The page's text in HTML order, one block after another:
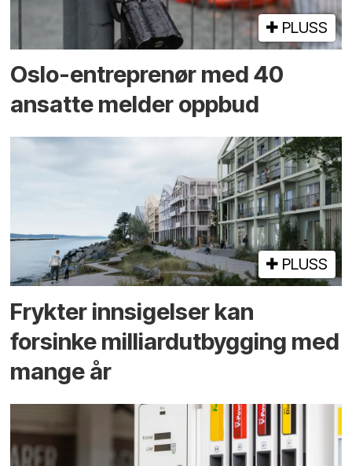
PLUSS
Oslo-entreprenør med 40
ansatte melder oppbud
PLUSS
Frykter innsigelser kan
forsinke milliard­utbygging med
mange år